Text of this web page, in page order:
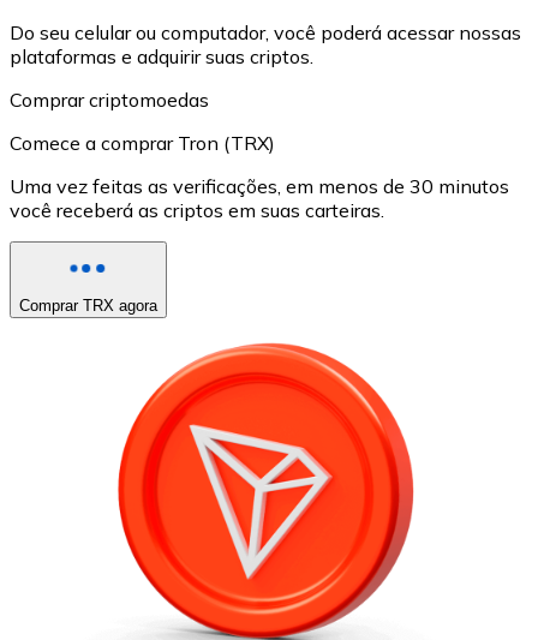
Do seu celular ou computador, você poderá acessar nossas
plataformas e adquirir suas criptos.
Comprar criptomoedas
Comece a comprar Tron (TRX)
Uma vez feitas as verificações, em menos de 30 minutos
você receberá as criptos em suas carteiras.
Comprar TRX agora